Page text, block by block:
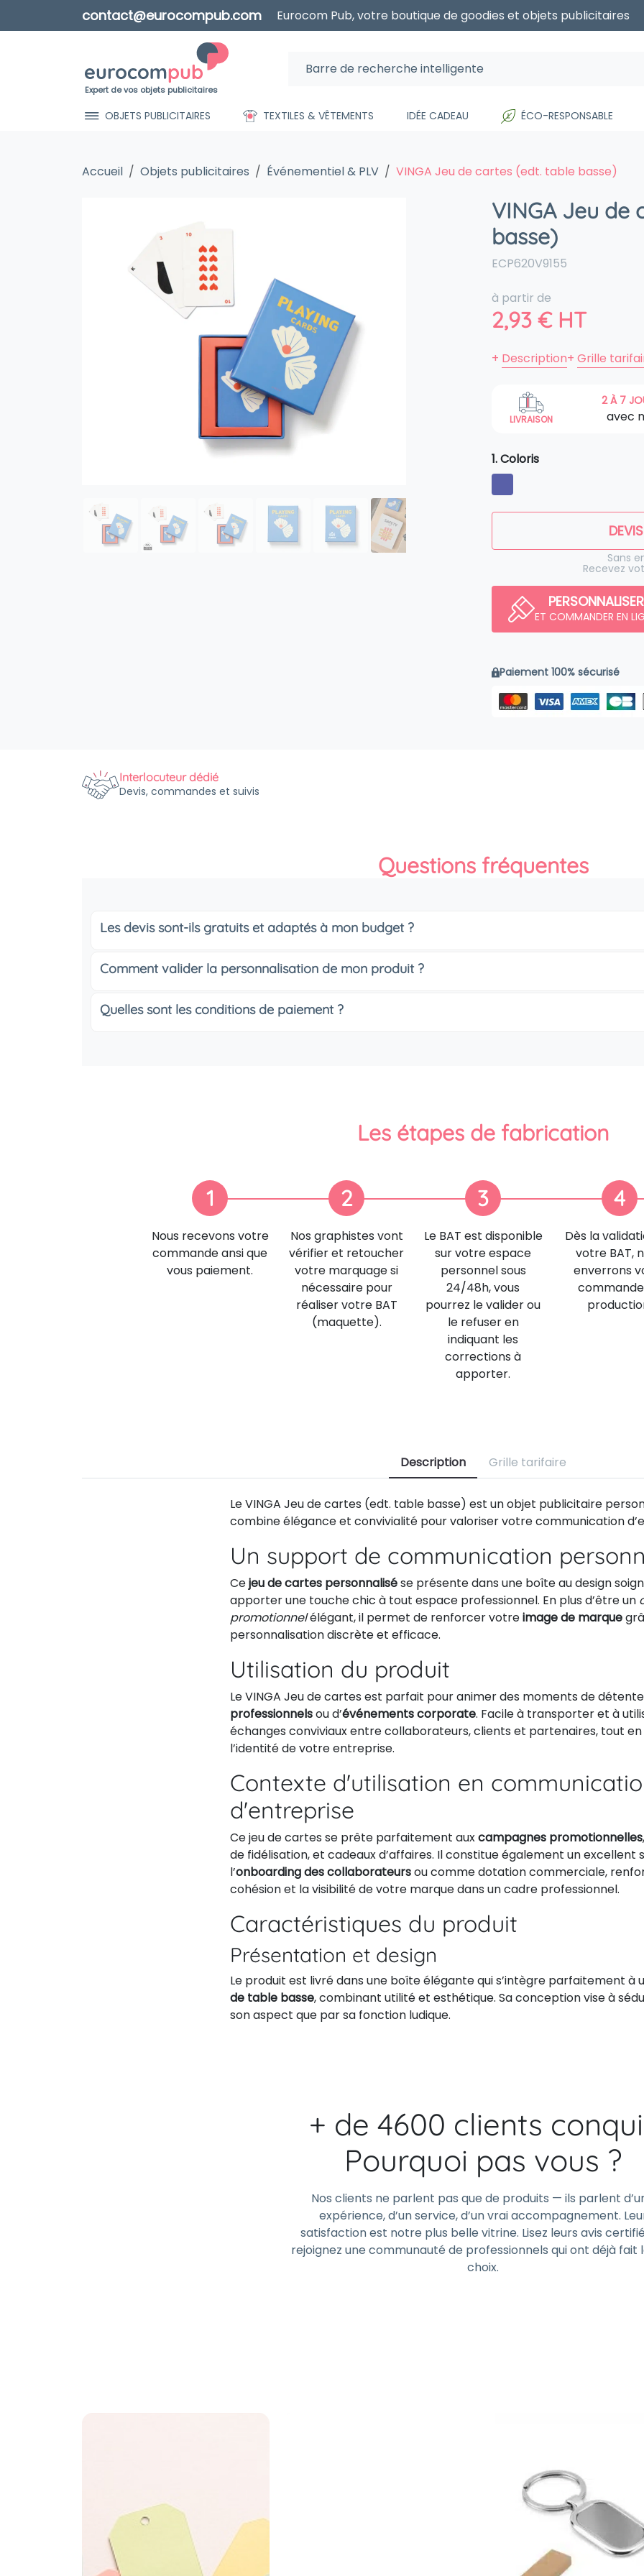
contact@eurocompub.com Eurocom Pub, votre boutique de goodies et objets publicitaires
Expert de vos objets publicitaires
OBJETS PUBLICITAIRES TEXTILES & VÊTEMENTS IDÉE CADEAU ÉCO-RESPONSABLE
Accueil Objets publicitaires Événementiel & PLV VINGA Jeu de cartes (edt. table basse)
VINGA Jeu de
basse)
ECP620V9155
à partir de
2,93 €HT
+ Description+ Grille
LIVRAISON
2 À 7
avec
1. Coloris
Sans
Recevez
PERSONNALISER
ET COMMANDER EN
Paiement 100% sécurisé
Interlocuteur dédié
Devis, commandes et suivis
Questions fréquentes
Les devis sont-ils gratuits et adaptés à mon budget ?
Comment valider la personnalisation de mon produit ?
Quelles sont les conditions de paiement ?
Les étapes de fabrication
1
Nous recevons votre
commande ansi que
vous paiement.
2
Nos graphistes vont
vérifier et retoucher
votre marquage si
nécessaire pour
réaliser votre BAT
(maquette).
3
Le BAT est disponible
sur votre espace
personnel sous
24/48h, vous
pourrez le valider ou
le refuser en
indiquant les
corrections à
apporter.
4
Dès la
votre BAT,
enverrons
Description Grille tarifaire
Le VINGA Jeu de cartes (edt. table basse) est un objet publicitaire
combine élégance et convivialité pour valoriser votre communication
Un support de communication
Cejeu de cartes personnalisése présente dans une boîte au design
apporter une touche chic à tout espace professionnel. En plus d’être un
promotionnelélégant, il permet de renforcer votreimage de marque
personnalisation discrète et efficace.
Utilisation du produit
Le VINGA Jeu de cartes est parfait pour animer des moments de
professionnelsou d’événements corporate. Facile à transporter et à
échanges conviviaux entre collaborateurs, clients et partenaires, tout
l’identité de votre entreprise.
Contexte d'utilisation en
d'entreprise
Ce jeu de cartes se prête parfaitement auxcampagnes promotionnelles
de fidélisation, et cadeaux d’affaires. Il constitue également un excellent
l’onboarding des collaborateursou comme dotation commerciale,
cohésion et la visibilité de votre marque dans un cadre professionnel.
Caractéristiques du produit
Présentation et design
Le produit est livré dans une boîte élégante qui s’intègre parfaitement à
de table basse, combinant utilité et esthétique. Sa conception vise à
son aspect que par sa fonction ludique.
+ de 4600 clients
Pourquoi pas vous ?
Nos clients ne parlent pas que de produits — ils parlent
expérience, d’un service, d’un vrai accompagnement.
satisfaction est notre plus belle vitrine. Lisez leurs avis
rejoignez une communauté de professionnels qui ont déjà fait
choix.